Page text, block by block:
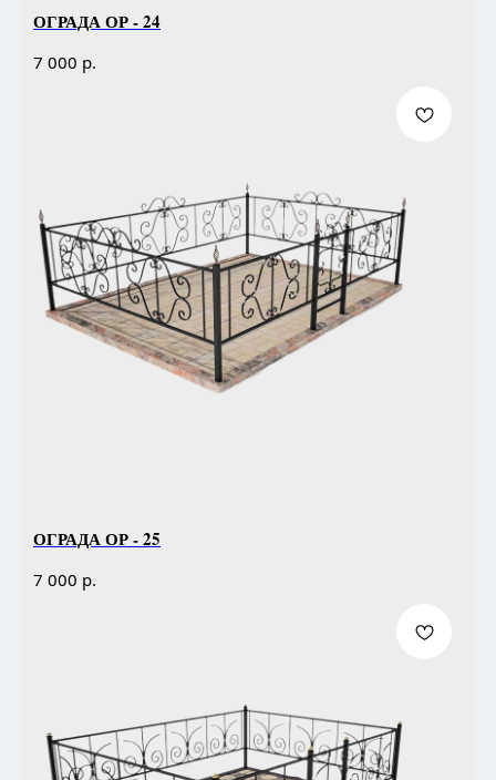
ОГРАДА ОР - 24
7 000 р.
ОГРАДА ОР - 25
7 000 р.